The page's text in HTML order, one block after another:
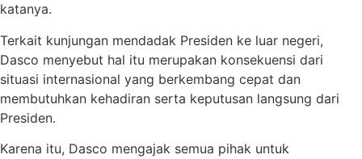
katanya.
Terkait kunjungan mendadak Presiden ke luar negeri,
Dasco menyebut hal itu merupakan konsekuensi dari
situasi internasional yang berkembang cepat dan
membutuhkan kehadiran serta keputusan langsung dari
Presiden.
Karena itu, Dasco mengajak semua pihak untuk